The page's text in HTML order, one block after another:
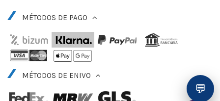
MÉTODOS DE PAGO
MÉTODOS DE ENIVO
💬